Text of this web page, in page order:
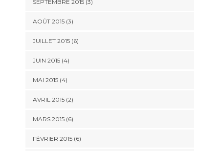
SEPTEMBRE 2015(3)
AOÛT 2015(3)
JUILLET 2015(6)
JUIN 2015(4)
MAI 2015(4)
AVRIL 2015(2)
MARS 2015(6)
FÉVRIER 2015(6)